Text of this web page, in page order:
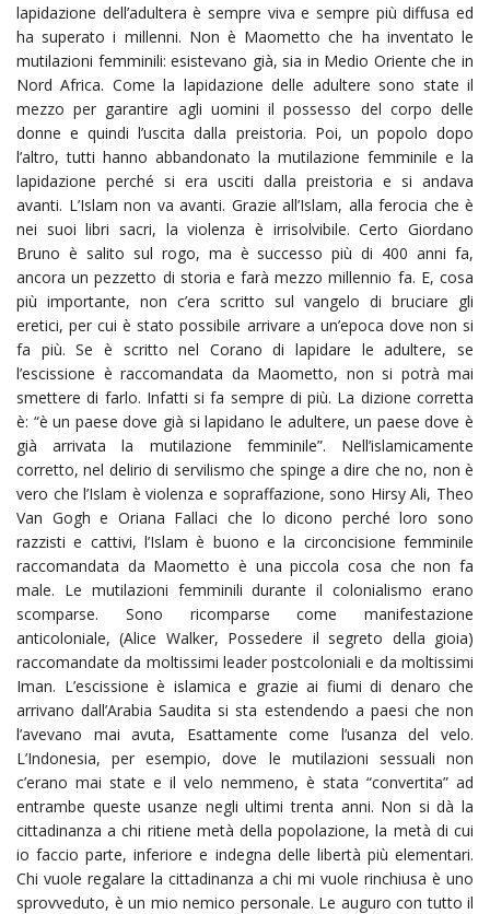
lapidazione dell’adultera è sempre viva e sempre più diffusa ed
ha superato i millenni. Non è Maometto che ha inventato le
mutilazioni femminili: esistevano già, sia in Medio Oriente che in
Nord Africa. Come la lapidazione delle adultere sono state il
mezzo per garantire agli uomini il possesso del corpo delle
donne e quindi l’uscita dalla preistoria. Poi, un popolo dopo
l’altro, tutti hanno abbandonato la mutilazione femminile e la
lapidazione perché si era usciti dalla preistoria e si andava
avanti. L’Islam non va avanti. Grazie all’Islam, alla ferocia che è
nei suoi libri sacri, la violenza è irrisolvibile. Certo Giordano
Bruno è salito sul rogo, ma è successo più di 400 anni fa,
ancora un pezzetto di storia e farà mezzo millennio fa. E, cosa
più importante, non c’era scritto sul vangelo di bruciare gli
eretici, per cui è stato possibile arrivare a un’epoca dove non si
fa più. Se è scritto nel Corano di lapidare le adultere, se
l’escissione è raccomandata da Maometto, non si potrà mai
smettere di farlo. Infatti si fa sempre di più. La dizione corretta
è: “è un paese dove già si lapidano le adultere, un paese dove è
già arrivata la mutilazione femminile”. Nell’islamicamente
corretto, nel delirio di servilismo che spinge a dire che no, non è
vero che l’Islam è violenza e sopraffazione, sono Hirsy Ali, Theo
Van Gogh e Oriana Fallaci che lo dicono perché loro sono
razzisti e cattivi, l’Islam è buono e la circoncisione femminile
raccomandata da Maometto è una piccola cosa che non fa
male. Le mutilazioni femminili durante il colonialismo erano
scomparse. Sono ricomparse come manifestazione
anticoloniale, (Alice Walker, Possedere il segreto della gioia)
raccomandate da moltissimi leader postcoloniali e da moltissimi
Iman. L’escissione è islamica e grazie ai fiumi di denaro che
arrivano dall’Arabia Saudita si sta estendendo a paesi che non
l’avevano mai avuta, Esattamente come l’usanza del velo.
L’Indonesia, per esempio, dove le mutilazioni sessuali non
c’erano mai state e il velo nemmeno, è stata “convertita” ad
entrambe queste usanze negli ultimi trenta anni. Non si dà la
cittadinanza a chi ritiene metà della popolazione, la metà di cui
io faccio parte, inferiore e indegna delle libertà più elementari.
Chi vuole regalare la cittadinanza a chi mi vuole rinchiusa è uno
sprovveduto, è un mio nemico personale. Le auguro con tutto il